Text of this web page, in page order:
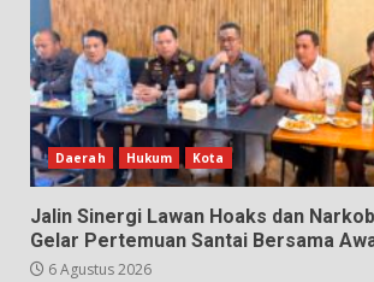
Daerah Hukum Kota
Jalin Sinergi Lawan Hoaks dan
Gelar Pertemuan Santai Bersama
6 Agustus 2026